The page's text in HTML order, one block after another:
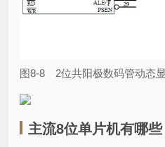
图8-8 2位共阳极数码管动态
主流8位单片机有哪些